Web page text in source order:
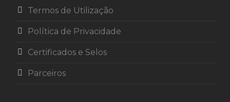
Termos de Utilização
Política de Privacidade
Certificados e Selos
Parceiros